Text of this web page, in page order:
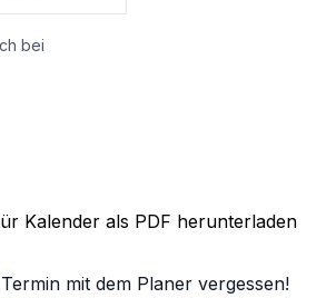
bei
Kalender als PDF herunterladen
mit dem Planer vergessen!